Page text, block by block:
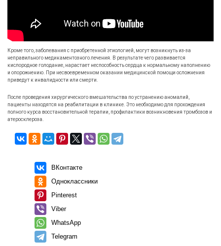
Кроме того, заболевания с приобретенной этиологией, могут возникнуть из-за
неправильного медикаментозного лечения. В результате чего развивается
кислородное голодание, нарастает неспособность сердца к нормальному наполнению
и опорожнению. При несвоевременном оказании медицинской помощи осложнения
приведут к инвалидности или смерти.
После проведения хирургического вмешательства по устранению аномалий,
пациенты находятся на реабилитации в клинике. Это необходимо для прохождения
полного курса восстановительной терапии, профилактики возникновения тромбозов и
атеросклероза.
ВКонтакте
Одноклассники
Pinterest
Viber
WhatsApp
Telegram